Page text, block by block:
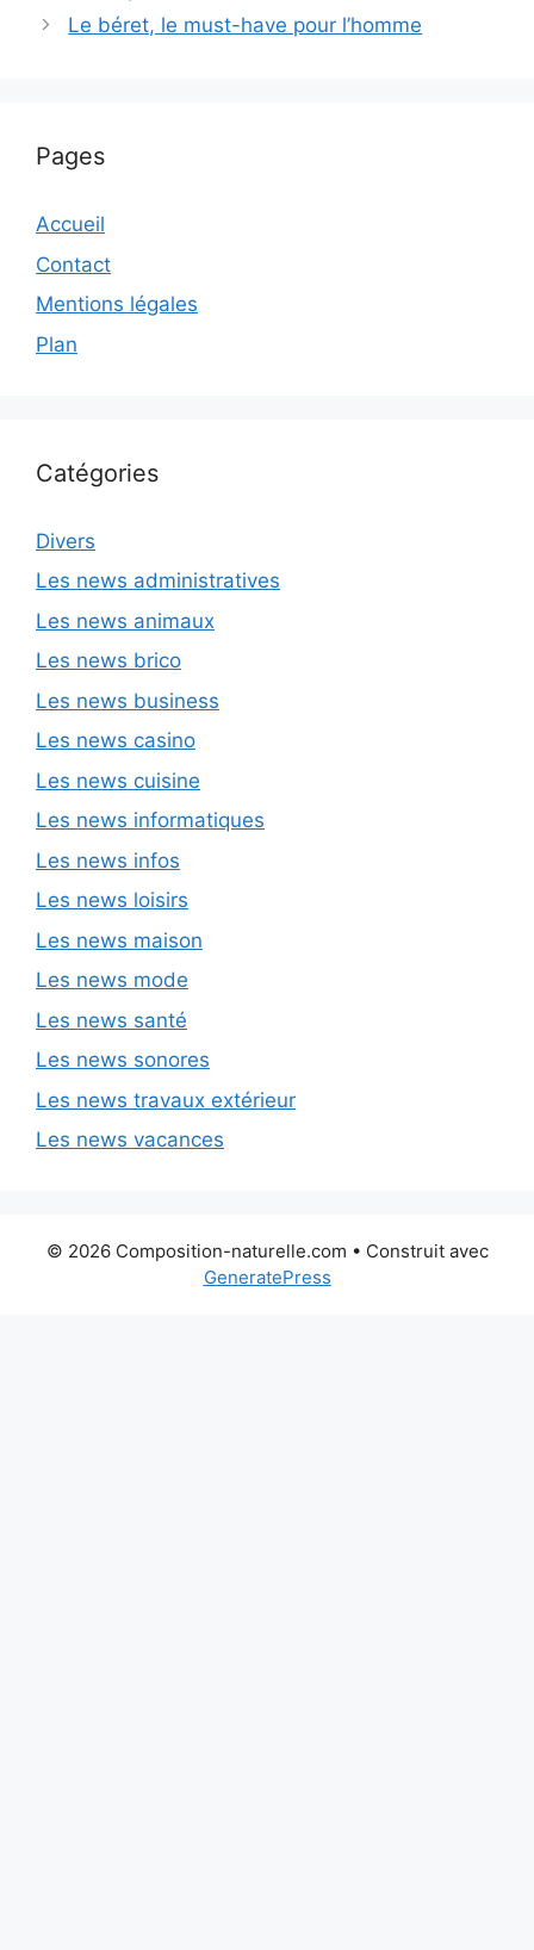
Le béret, le must-have pour l’homme
Pages
Accueil
Contact
Mentions légales
Plan
Catégories
Divers
Les news administratives
Les news animaux
Les news brico
Les news business
Les news casino
Les news cuisine
Les news informatiques
Les news infos
Les news loisirs
Les news maison
Les news mode
Les news santé
Les news sonores
Les news travaux extérieur
Les news vacances
© 2026 Composition-naturelle.com • Construit avec
GeneratePress